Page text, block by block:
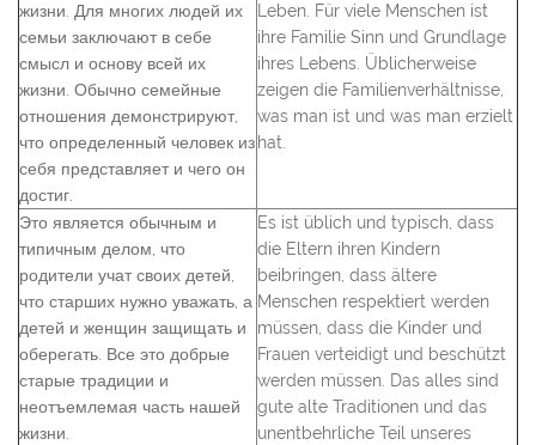
жизни. Для многих людей их
семьи заключают в себе
смысл и основу всей их
жизни. Обычно семейные
отношения демонстрируют,
что определенный человек из
себя представляет и чего он
достиг.
Leben. Für viele Menschen ist
ihre Familie Sinn und Grundlage
ihres Lebens. Üblicherweise
zeigen die Familienverhältnisse,
was man ist und was man erzielt
hat.
Это является обычным и
типичным делом, что
родители учат своих детей,
что старших нужно уважать, а
детей и женщин защищать и
оберегать. Все это добрые
старые традиции и
неотъемлемая часть нашей
жизни.
Es ist üblich und typisch, dass
die Eltern ihren Kindern
beibringen, dass ältere
Menschen respektiert werden
müssen, dass die Kinder und
Frauen verteidigt und beschützt
werden müssen. Das alles sind
gute alte Traditionen und das
unentbehrliche Teil unseres